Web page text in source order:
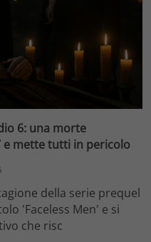
6: una morte
e mette tutti in pericolo
della serie prequel
'Faceless Men' e si
che risc